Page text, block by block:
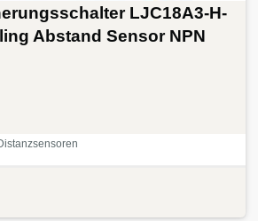
LJC18A3-H-
Abstand Sensor NPN